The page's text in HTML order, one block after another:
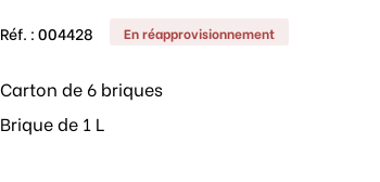
Réf. :004428 En réapprovisionnement
Carton de 6 briques
Brique de 1 L